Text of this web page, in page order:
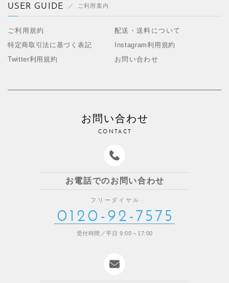
USER GUIDE ご利用案内
ご利用規約
配送・送料について
特定商取引法に基づく表記
Instagram利用規約
Twitter利用規約
お問い合わせ
お問い合わせ
CONTACT
お電話でのお問い合わせ
フリーダイヤル
0120-92-7575
受付時間／平日 9:00～17:00